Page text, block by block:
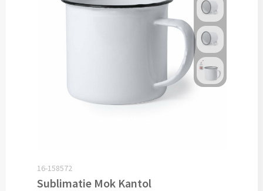
Lunchboxen bedrukken
Saladeboxen bedrukken
Snoeppotten bedrukken
16-158572
Sublimatie Mok Kantol